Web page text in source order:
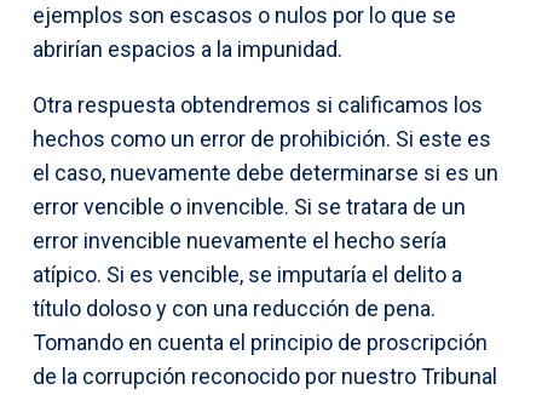
ejemplos son escasos o nulos por lo que se
abrirían espacios a la impunidad.
Otra respuesta obtendremos si calificamos los
hechos como un error de prohibición. Si este es
el caso, nuevamente debe determinarse si es un
error vencible o invencible. Si se tratara de un
error invencible nuevamente el hecho sería
atípico. Si es vencible, se imputaría el delito a
título doloso y con una reducción de pena.
Tomando en cuenta el principio de proscripción
de la corrupción reconocido por nuestro Tribunal